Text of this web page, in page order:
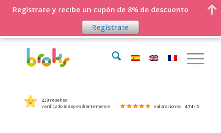
230reseñas
verificado independientemente valoraciones 4.74/ 5
ENVÍOS GRATIS a España peninsula y Baleares en 24-
Regístrate y recibe un cupón de 8% de descuento
Regístrate